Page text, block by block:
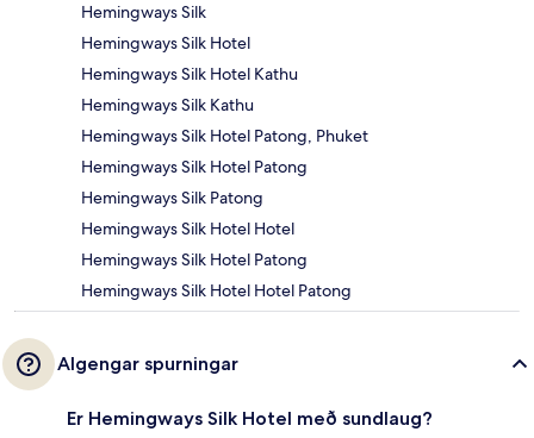
Hemingways Silk
Hemingways Silk Hotel
Hemingways Silk Hotel Kathu
Hemingways Silk Kathu
Hemingways Silk Hotel Patong, Phuket
Hemingways Silk Hotel Patong
Hemingways Silk Patong
Hemingways Silk Hotel Hotel
Hemingways Silk Hotel Patong
Hemingways Silk Hotel Hotel Patong
Algengar spurningar
Er Hemingways Silk Hotel með sundlaug?